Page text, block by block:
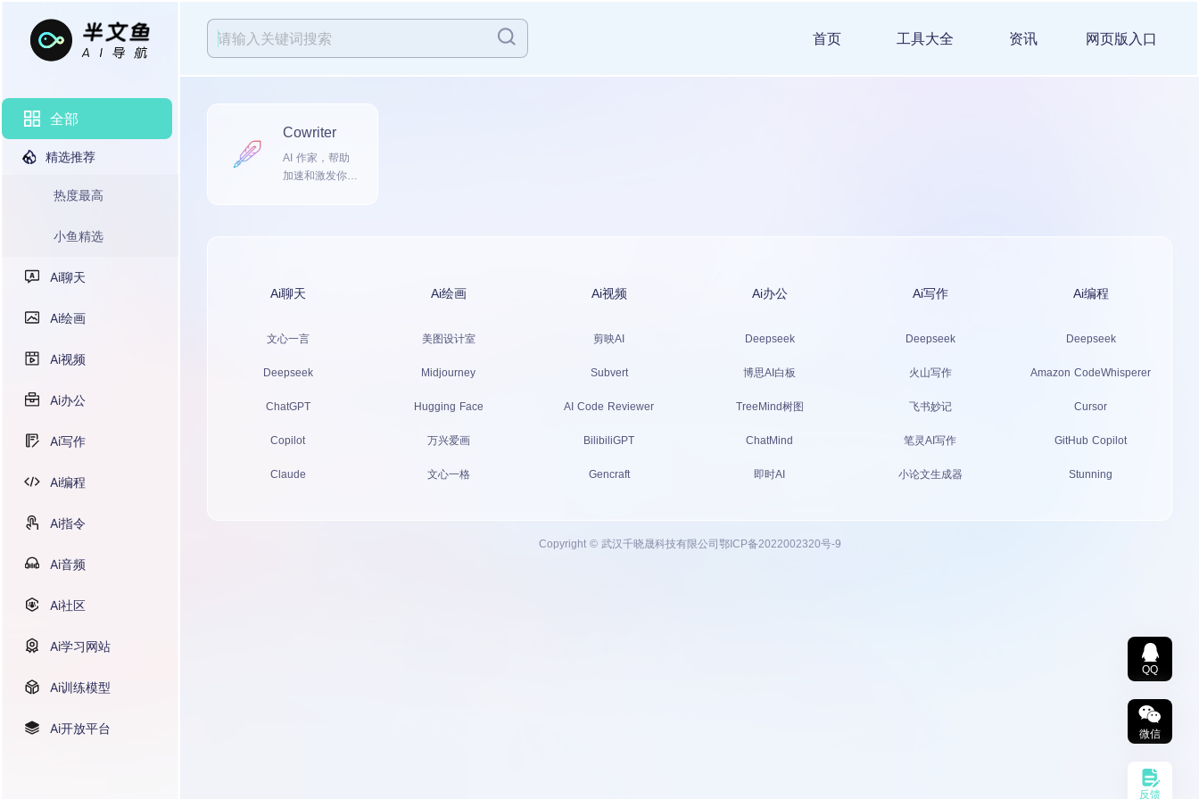
全部
精选推荐
热度最高
小鱼精选
Ai聊天
Ai绘画
Ai视频
Ai办公
Ai写作
Ai编程
Ai指令
Ai音频
Ai社区
Ai学习网站
Ai训练模型
Ai开放平台
首页 工具大全 资讯 网页版入口
Cowriter
AI 作家，帮助
加速和激发你的
QQ
微信
反馈
Ai聊天
文心一言
Deepseek
ChatGPT
Copilot
Claude
Ai绘画
美图设计室
Midjourney
Hugging Face
万兴爱画
文心一格
Ai视频
剪映AI
Subvert
AI Code Reviewer
BilibiliGPT
Gencraft
Ai办公
Deepseek
博思AI白板
TreeMind树图
ChatMind
即时AI
Ai写作
Deepseek
火山写作
飞书妙记
笔灵AI写作
小论文生成器
Ai编程
Deepseek
Amazon CodeWhisperer
Cursor
GitHub Copilot
Stunning
Copyright © 武汉千晓晟科技有限公司 鄂ICP备2022002320号-9